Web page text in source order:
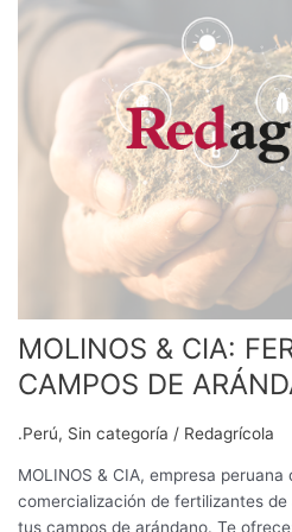
MOLINOS & CIA:
CAMPOS DE
.Perú, Sin categoría / Redagrícola
MOLINOS & CIA, empresa
comercialización de fertilizantes
tus campos de arándano. Te
FERTILIZANDO
CAMPOS
ARÁNDANOS